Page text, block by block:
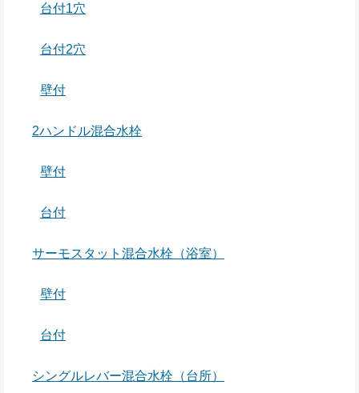
台付1穴
台付2穴
壁付
2ハンドル混合水栓
壁付
台付
サーモスタット混合水栓（浴室）
壁付
台付
シングルレバー混合水栓（台所）